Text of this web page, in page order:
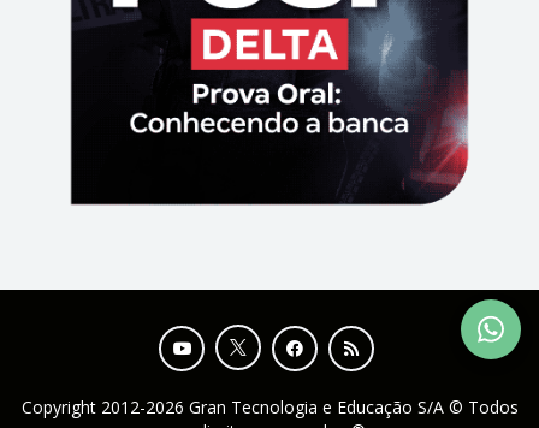
Copyright 2012-2026 Gran Tecnologia e Educação S/A © Todos